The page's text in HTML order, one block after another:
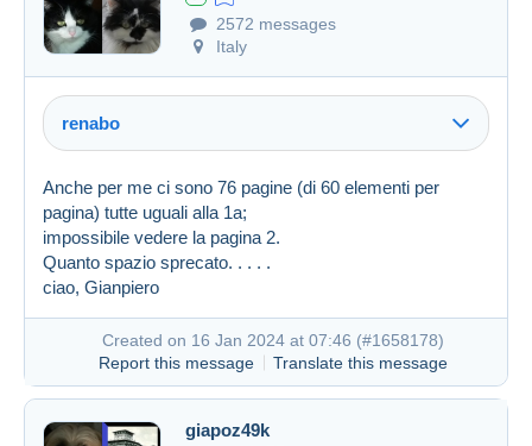
2572 messages
Italy
renabo
Created on 16 Jan 2024 at 07:25
Anche per me ci sono 76 pagine (di 60 elementi per
pagina) tutte uguali alla 1a;
impossibile vedere la pagina 2.
Quanto spazio sprecato. . . . .
ciao, Gianpiero
Created on 16 Jan 2024 at 07:46 (#1658178)
Report this message
Translate this message
giapoz49k